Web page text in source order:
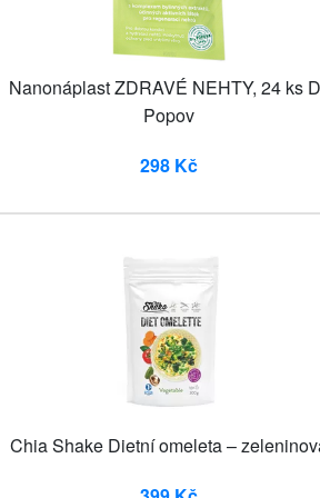
Nanonáplast ZDRAVÉ NEHTY, 24 ks
Popov
298 Kč
Chia Shake Dietní omeleta –